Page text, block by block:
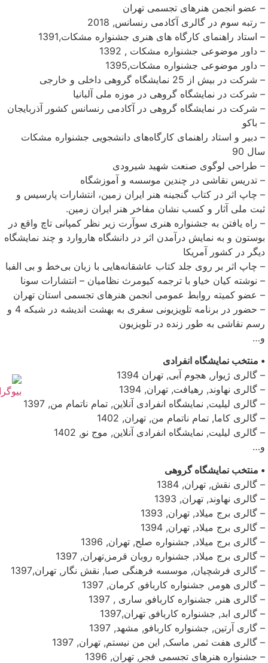
– عضو انجمن هنرهای تجسمی تهران
– رتبه سوم در گالری آکادمی رنسانس, 2018
– استاد راهنمای کارگاه های هنری جشنواره مشکات,1391
– داور موضوعی جشنواره مشکات , 1392
– داور موضوعی جشنواره مشکات,1395
– شرکت در بیش از 25 نمایشگاه گروهی داخلی و خارجی
– شرکت در نمایشگاه گروهی در موزه ملی آلبانیا
– شرکت در نمایشگاه گروهی در آکادمی رنسانس کشور آذربایجان
– باکو
– دبیر و استاد راهنمای کارگاه‌های دانشجویی جشنواره مشکات
سال 90
– طراحی لوگوی صنعت شهید شیرودی
– تدریس نقاشی در چندین موسسه و آموزشگاه
– چاپ اثر در کتاب گنجینه هنر ایران زمین، انتشارات پارسیس و
ثبت ملی آثار و کسب نشان مفاخر هنر ایران زمین.
– راه یافتن به جشنواره هنری سوآرت زیر نظر کمپانی تاچ واقع در
بوستون و به نمایش درآمدن اثر در دانشگاه هاروارد و چند نمایشگاه
دیگر در کشور آمریکا
– چاپ اثر بر روی جلد کتاب عاشقانه‌هایی با زبان بی‌خط و بی الفبا
– نوشته کیان خیاو با ترجمه کیومرث نظامیان – انتشارات سونا
– عضو کمیته روابط عمومی انجمن هنرهای تجسمی استان تهران
– حضور در برنامه تلویزیونی سفری به بهشت اندیشه در شبکه 4 و
رسم نقاشی به طور زنده در تلویزیون
و…
• منتخب نمایشگاه انفرادی
– گالری ژیوار, هجوم آبی, تهران 1394
– گالری نهاوند, رهیافت, تهران, 1394
– گالری لیلیت, نمایشگاه انفرادی آنلاین, تمام ناتمام من, 1397
– گالری کاما, تمام ناتمام من, تهران, 1402
– گالری لیلیت, نمایشگاه انفرادی آنلاین, موج نو, 1402
و…
• منتخب نمایشگاه گروهی
– گالری نقش, تهران, 1384
– گالری نهاوند, تهران, 1393
– گالری برج میلاد, تهران, 1393
– گالری برج میلاد, تهران, 1394
– گالری برج میلاد, جشنواره صلح, تهران, 1396
– گالری برج میلاد, جشنواره روبان قرمز,تهران, 1397
– گالری فرشچیان, موسسه فرهنگی صبا, نقش نگار, تهران,1397
– گالری هومر, جشنواره کاربافو, کرمان, 1397
– گالری هنر, جشنواره کاربافو, ساری , 1397
– گالری ابد, جشنواره کاربافو, تهران,1397
– گاری آرتین, جشنواره کاربافو, مشهد, 1397
– گالری هفت ثمر, ماسک, این من نیستم, تهران, 1397
– جشنواره هنرهای تجسمی فجر, تهران, 1396